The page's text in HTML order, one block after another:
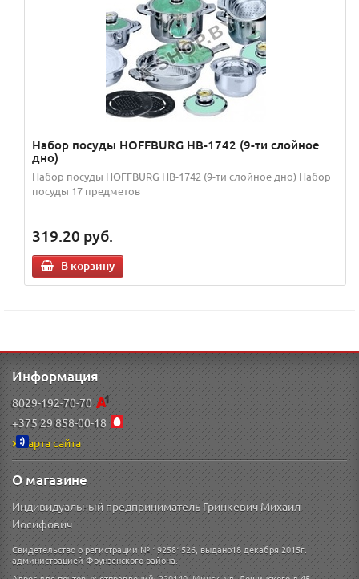
Набор посуды HOFFBURG HB-1742 (9-ти слойное
дно)
Набор посуды HOFFBURG HB-1742 (9-ти слойное дно) Набор
посуды 17 предметов
319.20 руб.
В корзину
Информация
8029-192-70-70
+375 29 858-00-18
Карта сайта
О магазине
Индивидуальный предприниматель Гринкевич Михаил
Иосифович
Свидетельство о регистрации № 192581526, выдано18 декабря 2015г.
администрацией Фрунзенского района.